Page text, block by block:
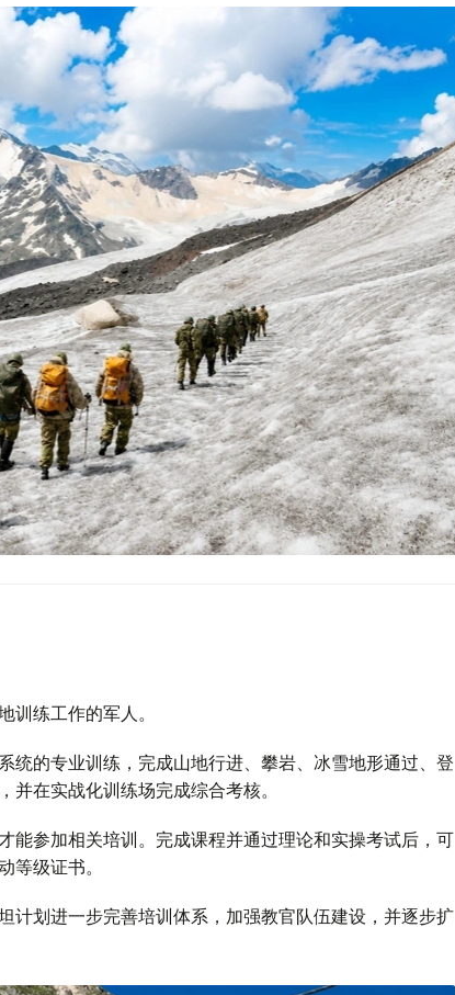
训练工作的军人。
统的专业训练，完成山地行进、攀岩、冰雪地形通过、登
在实战化训练场完成综合考核。
能参加相关培训。完成课程并通过理论和实操考试后，可
等级证书。
计划进一步完善培训体系，加强教官队伍建设，并逐步扩